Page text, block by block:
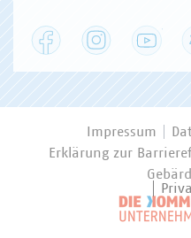
Facebook Instagram
Impressum
Erklärung zur